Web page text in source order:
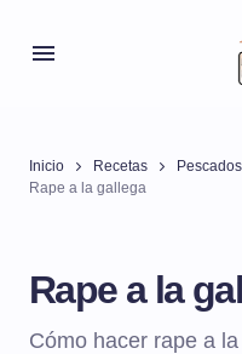
Inicio Recetas
Rape a la gallega
Rape a la
Cómo hacer rape a